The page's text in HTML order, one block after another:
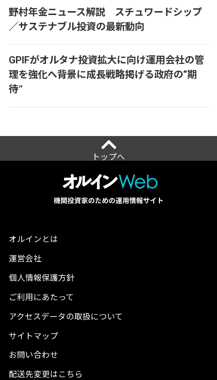
野村年金ニュース解説 スチュワードシップ
／サステナブル投資の最新動向
GPIFがオルタナ投資拡大に向け運用会社の管
理を強化へ――背景に成長戦略掲げる政府の“期
待”
トップへ
オルインとは
運営会社
個人情報保護方針
ご利用にあたって
アクセスデータの取扱について
サイトマップ
お問い合わせ
配送先変更はこちら